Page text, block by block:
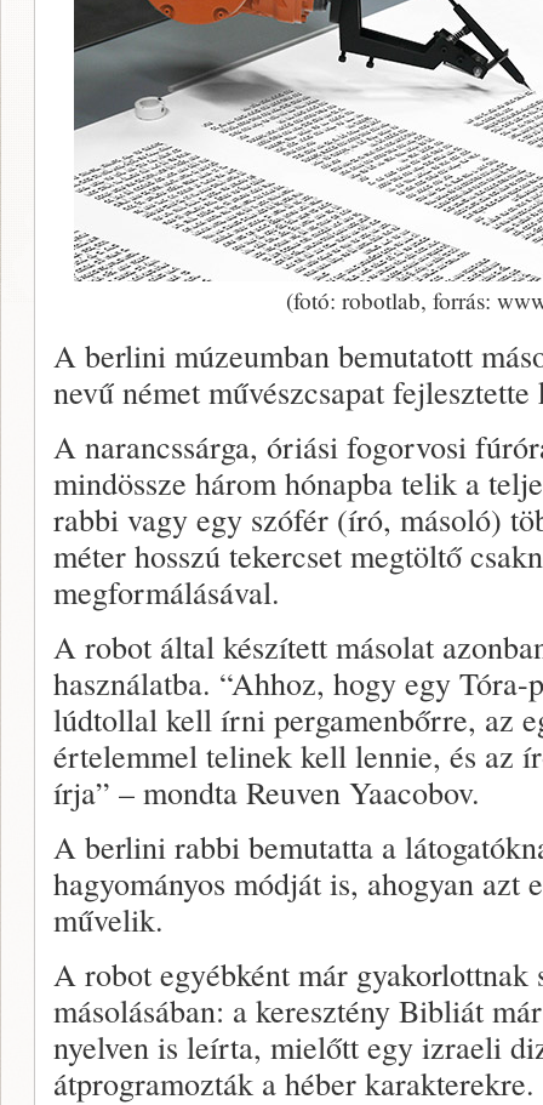
(fotó: robotlab, forrás:
A berlini múzeumban bemutatott
nevű német művészcsapat fejlesztette
A narancssárga, óriási fogorvosi
mindössze három hónapba telik a
rabbi vagy egy szófér (író, másoló)
méter hosszú tekercset megtöltő
megformálásával.
A robot által készített másolat
használatba. “Ahhoz, hogy egy Tóra-
lúdtollal kell írni pergamenbőrre, az
értelemmel telinek kell lennie, és az
írja” – mondta Reuven Yaacobov.
A berlini rabbi bemutatta a
hagyományos módját is, ahogyan azt
művelik.
A robot egyébként már gyakorlottnak
másolásában: a keresztény Bibliát
nyelven is leírta, mielőtt egy izraeli
átprogramozták a héber karakterekre.